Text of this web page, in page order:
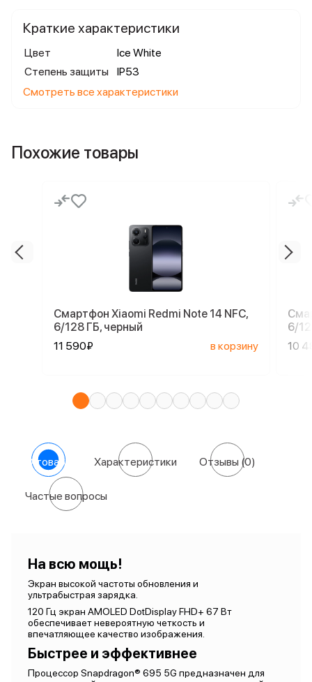
Краткие характеристики
Цвет
Ice White
Степень защиты
IP53
Смотреть все характеристики
Похожие товары
Смартфон Xiaomi Redmi Note 14 NFC,
6/128 ГБ, черный
11 590₽
в корзину
6/
10
О товаре Характеристики Отзывы (0)
Частые вопросы
На всю мощь!
Экран высокой частоты обновления и
ультрабыстрая зарядка.
120 Гц экран AMOLED DotDisplay FHD+ 67 Вт
обеспечивает невероятную четкость и
впечатляющее качество изображения.
Быстрее и эффективнее
Процессор Snapdragon® 695 5G предназначен для